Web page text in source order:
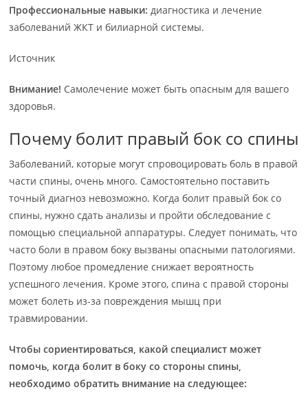
Профессиональные навыки: диагностика и лечение
заболеваний ЖКТ и билиарной системы.
Источник
Внимание! Самолечение может быть опасным для вашего
здоровья.
Почему болит правый бок со спины
Заболеваний, которые могут спровоцировать боль в правой
части спины, очень много. Самостоятельно поставить
точный диагноз невозможно. Когда болит правый бок со
спины, нужно сдать анализы и пройти обследование с
помощью специальной аппаратуры. Следует понимать, что
часто боли в правом боку вызваны опасными патологиями.
Поэтому любое промедление снижает вероятность
успешного лечения. Кроме этого, спина с правой стороны
может болеть из-за повреждения мышц при
травмировании.
Чтобы сориентироваться, какой специалист может
помочь, когда болит в боку со стороны спины,
необходимо обратить внимание на следующее: